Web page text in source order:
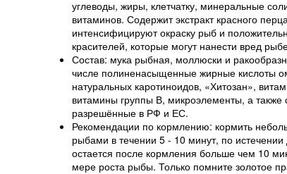
углеводы, жиры, клетчатку, минеральные
витаминов. Содержит экстракт красного
интенсифицируют окраску рыб и
красителей, которые могут нанести вред
Состав: мука рыбная, моллюски и
числе полиненасыщенные жирные кислоты
натуральных каротиноидов, «Хитозан»,
витамины группы В, микроэлементы, а
разрешённые в РФ и ЕС.
Рекомендации по кормлению: кормить
рыбами в течении 5 - 10 минут, по
остается после кормления больше чем 10
мере роста рыбы. Только помните золотое